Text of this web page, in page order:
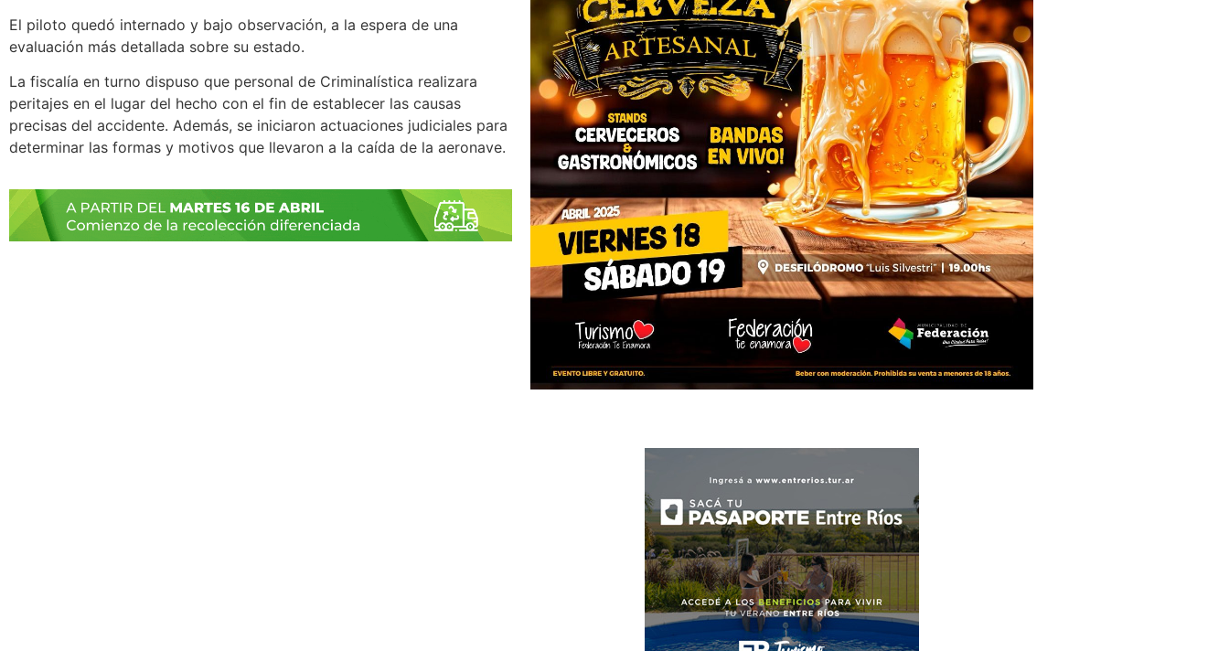
El piloto quedó internado y bajo observación, a la espera de una
evaluación más detallada sobre su estado.
La fiscalía en turno dispuso que personal de Criminalística realizara
peritajes en el lugar del hecho con el fin de establecer las causas
precisas del accidente. Además, se iniciaron actuaciones judiciales para
determinar las formas y motivos que llevaron a la caída de la aeronave.